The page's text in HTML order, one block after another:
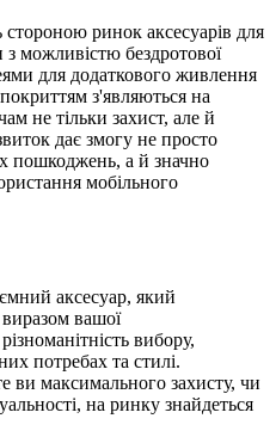
стороною ринок аксесуарів для
з можливістю бездротової
для додаткового живлення
з'являються на
не тільки захист, але й
дає змогу не просто
пошкоджень, а й значно
мобільного
аксесуар, який
виразом вашої
вибору,
потребах та стилі.
ви максимального захисту, чи
на ринку знайдеться